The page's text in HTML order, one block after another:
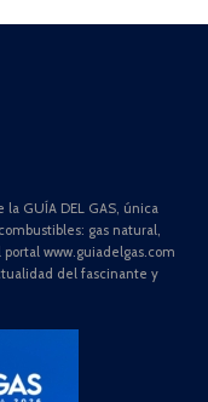
GUÍA DEL GAS, única
gas natural,
www.guiadelgas.com
del fascinante y